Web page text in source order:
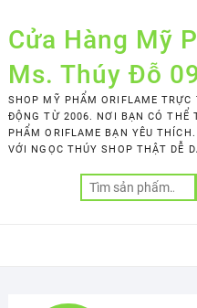
to
content
Cửa Hàng Mỹ
Ms. Thúy Đỗ
SHOP MỸ PHẨM ORIFLAME
ĐỘNG TỪ 2006. NƠI BẠN CÓ THỂ
PHẨM ORIFLAME BẠN YÊU
VỚI NGỌC THÚY SHOP THẬT DỄ